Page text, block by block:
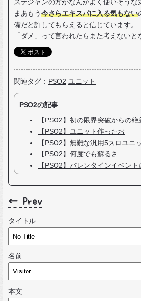
ステジャンの方がなんかよく使いそうな
まあもう 今さらエキスパに入る気もない
備だと許してもらえると信じています。
「ダメ」って言われたらまた考えないと
関連タグ： PSO2 ユニット
PSO2の記事
【PSO2】初の限界突破からの絶
【PSO2】ユニット作ったお
【PSO2】無難な汎用5スロユニ
【PSO2】何度でも蘇るさ
【PSO2】バレンタインイベント
← Prev
タイトル
名前
本文